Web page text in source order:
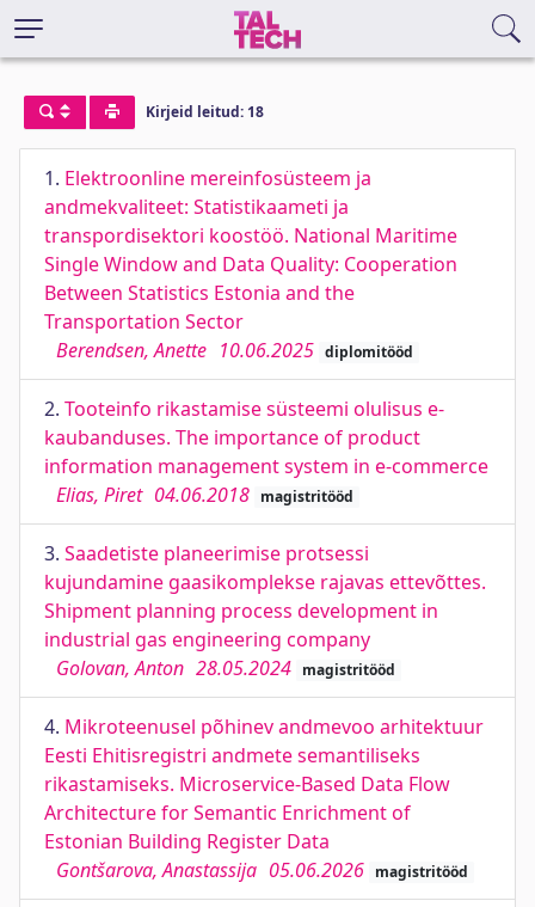
Kirjeid leitud: 18
1. Elektroonline mereinfosüsteem ja
andmekvaliteet: Statistikaameti ja
transpordisektori koostöö. National Maritime
Single Window and Data Quality: Cooperation
Between Statistics Estonia and the
Transportation Sector
Berendsen, Anette 10.06.2025 diplomitööd
2. Tooteinfo rikastamise süsteemi olulisus e-
kaubanduses. The importance of product
information management system in e-commerce
Elias, Piret 04.06.2018 magistritööd
3. Saadetiste planeerimise protsessi
kujundamine gaasikomplekse rajavas ettevõttes.
Shipment planning process development in
industrial gas engineering company
Golovan, Anton 28.05.2024 magistritööd
4. Mikroteenusel põhinev andmevoo arhitektuur
Eesti Ehitisregistri andmete semantiliseks
rikastamiseks. Microservice-Based Data Flow
Architecture for Semantic Enrichment of
Estonian Building Register Data
Gontšarova, Anastassija 05.06.2026 magistritööd